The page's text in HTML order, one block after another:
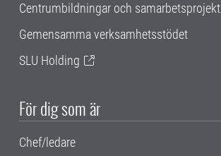
Centrumbildningar och samarbetsprojekt
Gemensamma verksamhetsstödet
SLU Holding
För dig som är
Chef/ledare